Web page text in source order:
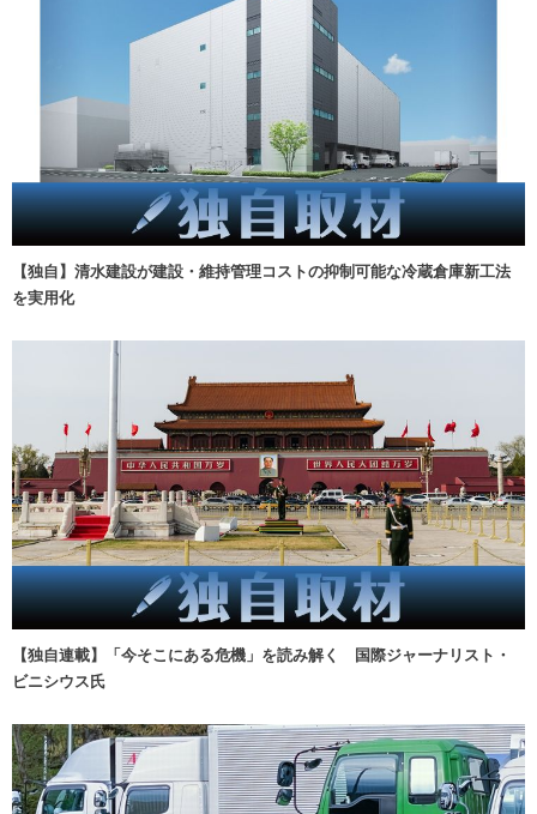
【独自】清水建設が建設・維持管理コストの抑制可能な冷蔵倉庫新工法
を実用化
【独自連載】「今そこにある危機」を読み解く 国際ジャーナリスト・
ビニシウス氏